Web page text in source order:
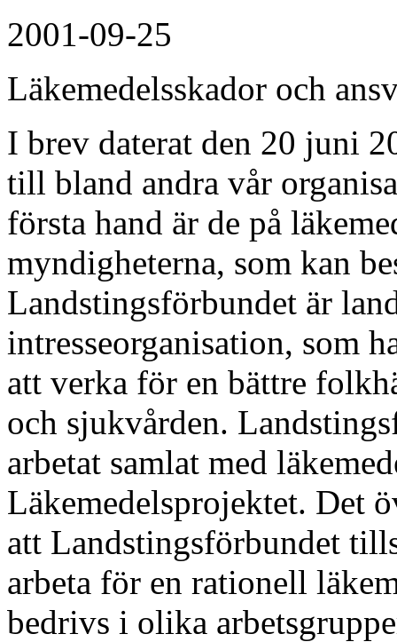
2001-09-25
Läkemedelsskador och
I brev daterat den 20 juni
till bland andra vår
första hand är de på
myndigheterna, som kan
Landstingsförbundet är
intresseorganisation, som
att verka för en bättre
och sjukvården.
arbetat samlat med
Läkemedelsprojektet. Det
att Landstingsförbundet
arbeta för en rationell
bedrivs i olika